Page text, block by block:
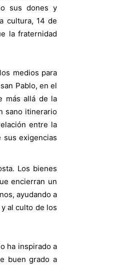
sus dones y
cultura, 14 de
la fraternidad
medios para
Pablo, en el
más allá de la
sano itinerario
entre la
sus exigencias
Los bienes
encierran un
ayudando a
al culto de los
ha inspirado a
buen grado a